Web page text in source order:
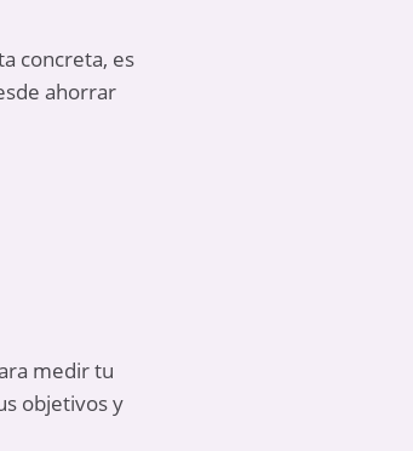
concreta, es
ahorrar
medir tu
objetivos y